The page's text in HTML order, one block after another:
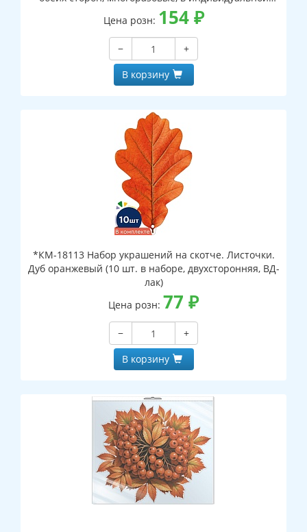
упаковке, с европодвесом и клеевым клапаном)
Цена розн: 154₽
−
+
В корзину
*КМ-18113 Набор украшений на скотче. Листочки.
Дуб оранжевый (10 шт. в наборе, двухсторонняя, ВД-
лак)
Цена розн: 77 ₽
−
+
В корзину